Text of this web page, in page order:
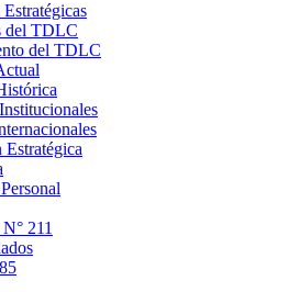
del TDLC
del TDLC
211